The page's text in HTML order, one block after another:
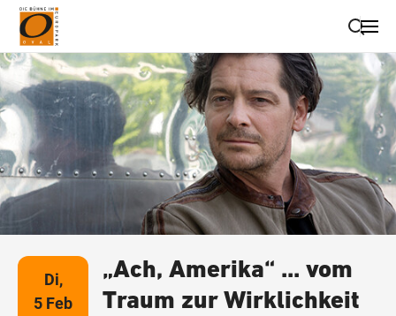
Suche schließen
Wegbeschreibung erhalten
Di,
5 Feb
„Ach, Amerika“ ... vom
Traum zur Wirklichkeit